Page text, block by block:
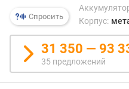
о
р
(
г
р
а
Спросить
Корпус:
31 350 — 93
35 предложений